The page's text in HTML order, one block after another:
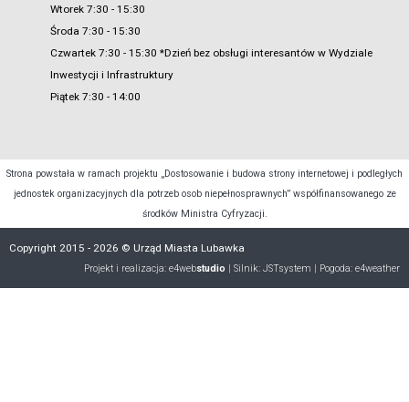
Wtorek 7:30 - 15:30
Środa 7:30 - 15:30
Czwartek 7:30 - 15:30 *Dzień bez obsługi interesantów w Wydziale
Inwestycji i Infrastruktury
Piątek 7:30 - 14:00
Strona powstała w ramach projektu „Dostosowanie i budowa strony internetowej i podległych
jednostek organizacyjnych dla potrzeb osob niepełnosprawnych” współfinansowanego ze
środków Ministra Cyfryzacji.
Copyright 2015 - 2026 © Urząd Miasta Lubawka
Projekt i realizacja: e4webstudio | Silnik: JSTsystem | Pogoda: e4weather